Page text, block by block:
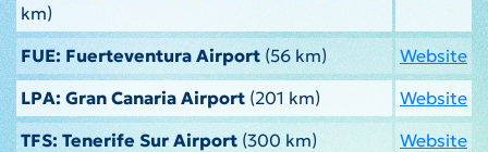
km)
FUE: Fuerteventura Airport(56 km)
Website
LPA: Gran Canaria Airport (201 km)
Website
TFS: Tenerife Sur Airport (300 km)
Website